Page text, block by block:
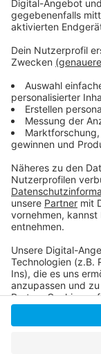
Weitere
Anzeige
So ist die
Die Corona-
Anzeige
Anzeige